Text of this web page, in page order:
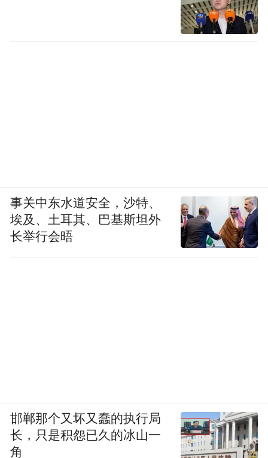
事关中东水道安全，沙特、
埃及、土耳其、巴基斯坦外
长举行会晤
邯郸那个又坏又蠢的执行局
长，只是积怨已久的冰山一
角